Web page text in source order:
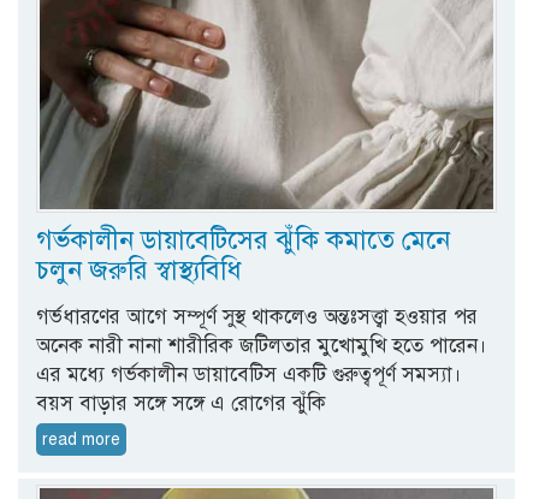
গর্ভকালীন ডায়াবেটিসের ঝুঁকি কমাতে মেনে
চলুন জরুরি স্বাস্থ্যবিধি
গর্ভধারণের আগে সম্পূর্ণ সুস্থ থাকলেও অন্তঃসত্ত্বা হওয়ার পর
অনেক নারী নানা শারীরিক জটিলতার মুখোমুখি হতে পারেন।
এর মধ্যে গর্ভকালীন ডায়াবেটিস একটি গুরুত্বপূর্ণ সমস্যা।
বয়স বাড়ার সঙ্গে সঙ্গে এ রোগের ঝুঁকি
read more